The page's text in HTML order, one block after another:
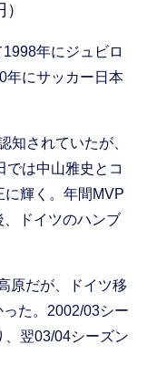
年にジュビロ
年にサッカー日本
されていたが、
では中山雅史とコ
に輝く。年間MVP
、ドイツのハンブ
原だが、ドイツ移
た。2002/03シー
、翌03/04シーズン